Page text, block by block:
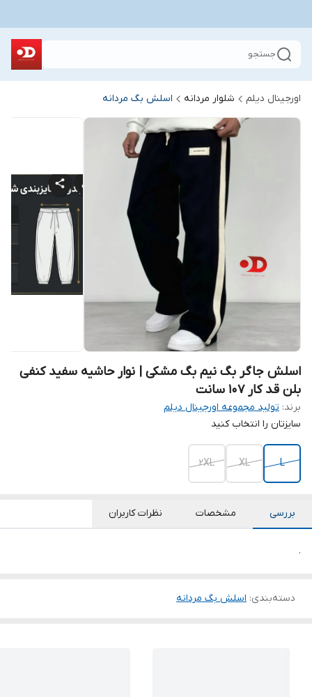
جستجو
اورجینال دیلم شلوار مردانه اسلش بگ مردانه
اسلش جاگر بگ نیم بگ مشکی | نوار حاشیه سفید کنفی
بلن قد کار ۱۰۷ سانت
برند: تولید مجموعه اورجینال دیلم
سایزتان را انتخاب کنید
L
XL
2XL
بررسی مشخصات نظرات کاربران
.
دسته‌بندی: اسلش بگ مردانه